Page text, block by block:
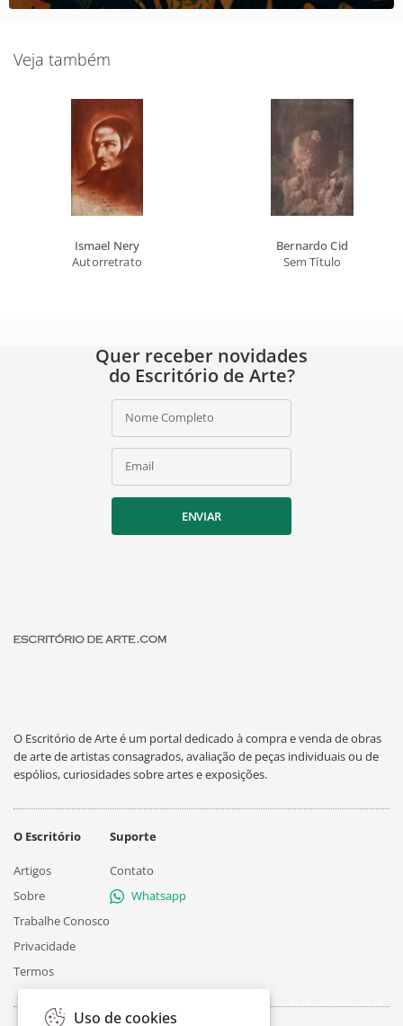
Veja também
Ismael Nery
Autorretrato
Bernardo Cid
Sem Título
Quer receber novidades
do Escritório de Arte?
Nome Completo
Email
ENVIAR
O Escritório de Arte é um portal dedicado à compra e venda de obras
de arte de artistas consagrados, avaliação de peças individuais ou de
espólios, curiosidades sobre artes e exposições.
O Escritório
Artigos
Sobre
Trabalhe Conosco
Privacidade
Termos
Suporte
Contato
Whatsapp
Uso de cookies